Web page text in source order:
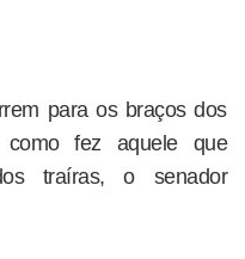
para os braços dos
como fez aquele que
traíras, o senador